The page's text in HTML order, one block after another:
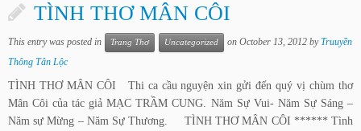
TÌNH THƠ MÂN CÔI
This entry was posted in Trang Thơ Uncategorized on October 13, 2012 byTruuyền
Thông Tân Lộc
TÌNH THƠ MÂN CÔI Thi ca cầu nguyện xin gửi đến quý vị chùm thơ
Mân Côi của tác giả MẠC TRẦM CUNG. Năm Sự Vui- Năm Sự Sáng –
Năm sự Mừng – Năm Sự Thương. TÌNH THƠ MÂN CÔI ****** Tình